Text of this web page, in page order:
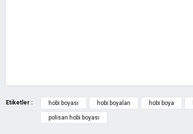
Etiketler : hobi boyası hobi boyaları hobi boya
polisan hobi boyası